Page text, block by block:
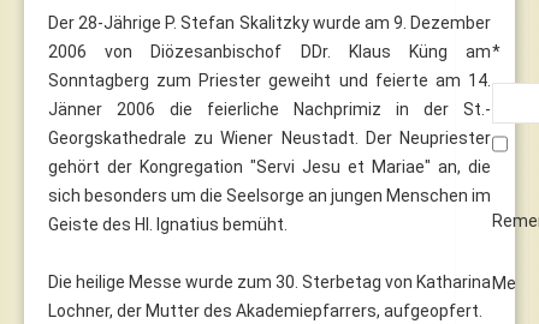
*
Me
Der 28-Jährige P. Stefan Skalitzky wurde am 9. Dezember
2006 von Diözesanbischof DDr. Klaus Küng am
Sonntagberg zum Priester geweiht und feierte am 14.
Jänner 2006 die feierliche Nachprimiz in der St.-
Georgskathedrale zu Wiener Neustadt. Der Neupriester
gehört der Kongregation "Servi Jesu et Mariae" an, die
sich besonders um die Seelsorge an jungen Menschen im
Geiste des Hl. Ignatius bemüht.
Die heilige Messe wurde zum 30. Sterbetag von Katharina
Lochner, der Mutter des Akademiepfarrers, aufgeopfert.